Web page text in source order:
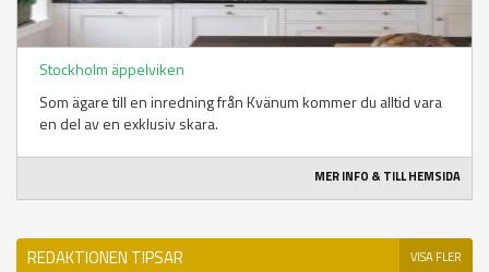
Stockholm äppelviken
Som ägare till en inredning från Kvänum kommer du alltid vara
en del av en exklusiv skara.
MER INFO & TILL HEMSIDA
REDAKTIONEN TIPSAR VISA FLER